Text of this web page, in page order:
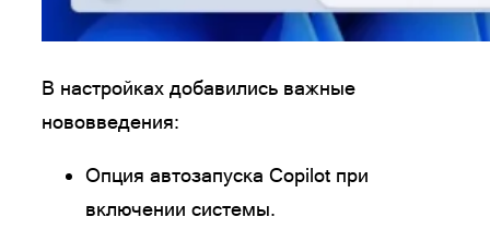
В настройках добавились важные
нововведения:
Опция автозапуска Copilot при
включении системы.